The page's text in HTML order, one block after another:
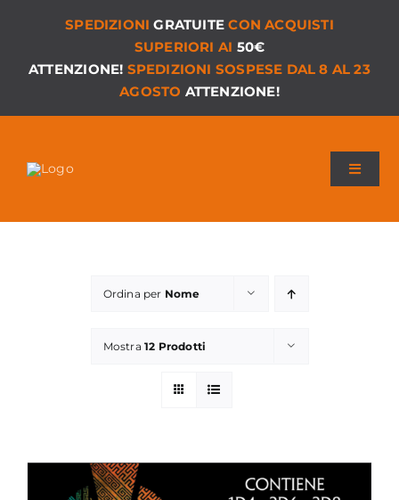
SPEDIZIONIGRATUITE CON ACQUISTI
SUPERIORI AI 50€
ATTENZIONE! SPEDIZIONI SOSPESE DAL 8 AL 23
AGOSTO ATTENZIONE!
Toggle
Strumenti di Sicurezza
Ordina per Nome
Mostra 12 Prodotti